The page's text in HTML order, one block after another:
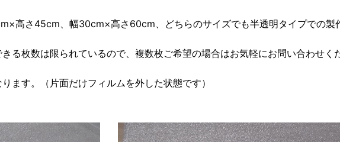
高さ45cm、幅30cm×高さ60cm、どちらのサイズでも半透明タイプでの製
る枚数は限られているので、複数枚ご希望の場合はお気軽にお問い合わせく
ます。（片面だけフィルムを外した状態です）